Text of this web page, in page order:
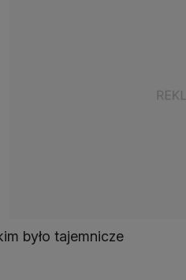
było tajemnicze